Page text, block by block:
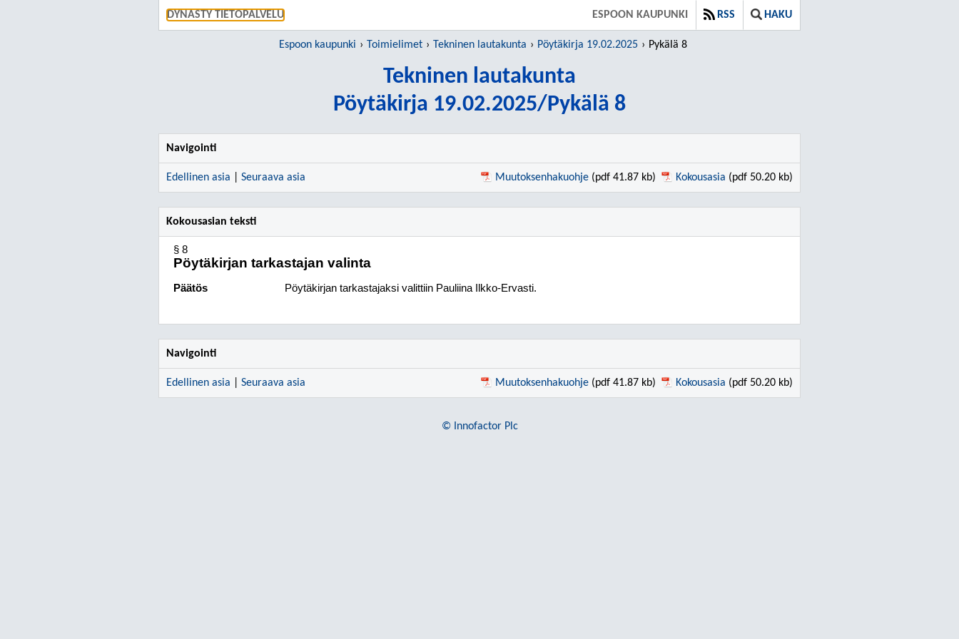
DYNASTY TIETOPALVELU ESPOON KAUPUNKI RSS HAKU
Espoon kaupunki Toimielimet Tekninen lautakunta Pöytäkirja 19.02.2025 Pykälä 8
Tekninen lautakunta
Pöytäkirja 19.02.2025/Pykälä 8
Navigointi
Edellinen asia Seuraava asia Muutoksenhakuohje (pdf 41.87 kb) Kokousasia (pdf 50.20 kb)
Kokousasian teksti
§ 8
Pöytäkirjan tarkastajan valinta
Päätös Pöytäkirjan tarkastajaksi valittiin Pauliina Ilkko-Ervasti.
Navigointi
Edellinen asia Seuraava asia Muutoksenhakuohje (pdf 41.87 kb) Kokousasia (pdf 50.20 kb)
© Innofactor Plc